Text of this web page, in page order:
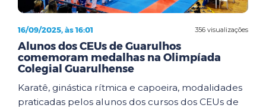
356 visualizações
16/09/2025, às 16:01
Alunos dos CEUs de Guarulhos
comemoram medalhas na Olimpíada
Colegial Guarulhense
Karatê, ginástica rítmica e capoeira, modalidades
praticadas pelos alunos dos cursos dos CEUs de